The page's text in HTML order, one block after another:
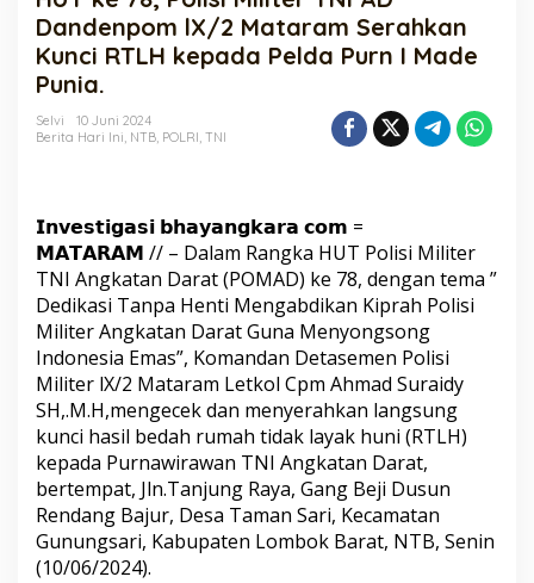
Polisi
Militer
TNI
kepada
Pelda
Purn
Made
Punia.
Dandenpom lX/2 Mataram Serahkan
Kunci RTLH kepada Pelda Purn I Made
Punia.
Selvi
10 Juni 2024
Berita Hari Ini, NTB, POLRI, TNI
𝗜𝗻𝘃𝗲𝘀𝘁𝗶𝗴𝗮𝘀𝗶 𝗯𝗵𝗮𝘆𝗮𝗻𝗴𝗸𝗮𝗿𝗮 𝗰𝗼𝗺 =
𝗠𝗔𝗧𝗔𝗥𝗔𝗠 // – Dalam Rangka HUT Polisi Militer
TNI Angkatan Darat (POMAD) ke 78, dengan tema ”
Dedikasi Tanpa Henti Mengabdikan Kiprah Polisi
Militer Angkatan Darat Guna Menyongsong
Indonesia Emas”, Komandan Detasemen Polisi
Militer lX/2 Mataram Letkol Cpm Ahmad Suraidy
SH,.M.H,mengecek dan menyerahkan langsung
kunci hasil bedah rumah tidak layak huni (RTLH)
kepada Purnawirawan TNI Angkatan Darat,
bertempat, Jln.Tanjung Raya, Gang Beji Dusun
Rendang Bajur, Desa Taman Sari, Kecamatan
Gunungsari, Kabupaten Lombok Barat, NTB, Senin
(10/06/2024).